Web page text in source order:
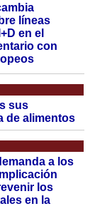
líneas
en el
con
sus
de alimentos
a los
los
en la